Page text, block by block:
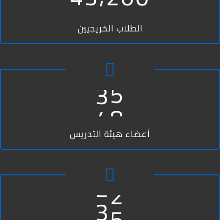
الطلاب الخريجيين
33
أعضاء هيئة التدريس
15
4
5
6
7
8
9
0
1
9
6
3
9
6
3
9
3